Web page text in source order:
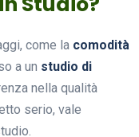
come la comodità
a un studio di
nella qualità
serio, vale